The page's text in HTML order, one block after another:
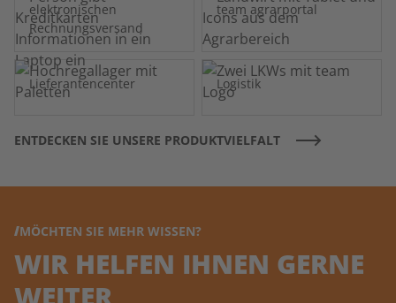
elektronischen
Rechnungsversand
team agrarportal
Lieferantencenter Logistik
ENTDECKEN SIE UNSERE PRODUKTVIELFALT
MÖCHTEN SIE MEHR WISSEN?
WIR HELFEN IHNEN GERNE